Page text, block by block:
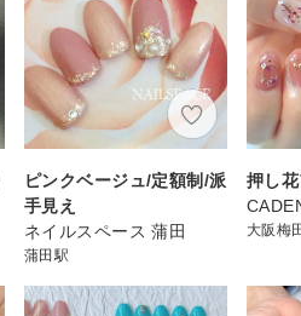
ピンクベージュ/定額制/派
手見え
ネイルスペース 蒲田
蒲田駅
押し
大阪梅